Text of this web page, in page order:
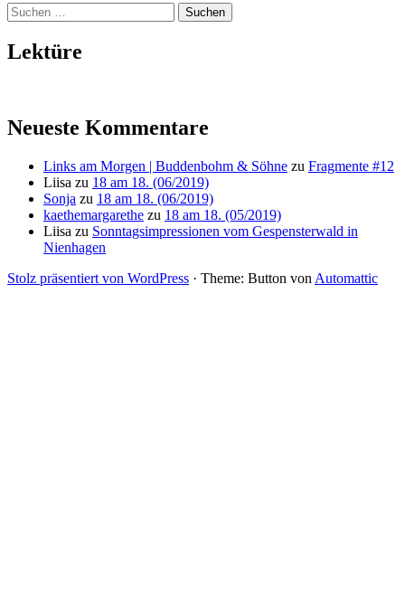
Suchen
nach:
Lektüre
Neueste Kommentare
Links am Morgen | Buddenbohm & Söhne zu Fragmente #12
Liisa zu 18 am 18. (06/2019)
Sonja zu 18 am 18. (06/2019)
kaethemargarethe zu 18 am 18. (05/2019)
Liisa zu Sonntagsimpressionen vom Gespensterwald in
Nienhagen
Stolz präsentiert von WordPress · Theme: Button von Automattic